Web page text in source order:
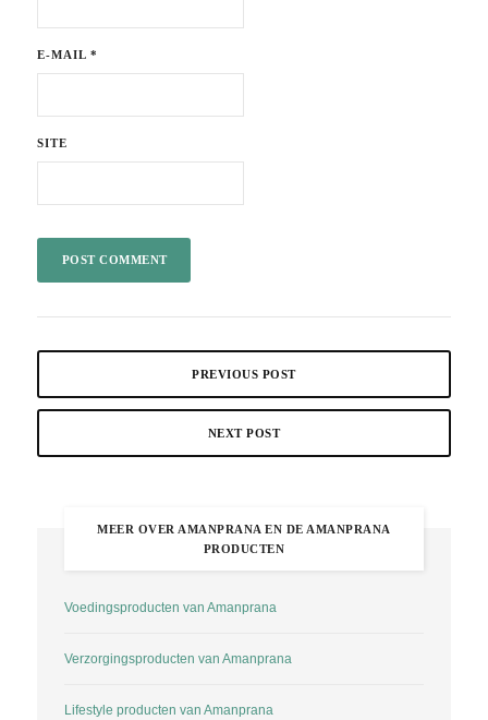
E-MAIL *
SITE
PREVIOUS POST
NEXT POST
MEER OVER AMANPRANA EN DE AMANPRANA
PRODUCTEN
Voedingsproducten van Amanprana
Verzorgingsproducten van Amanprana
Lifestyle producten van Amanprana